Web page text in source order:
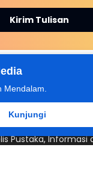
Mendalam.
Kunjungi
Kirim Tulisan
Pustaka, Informasi